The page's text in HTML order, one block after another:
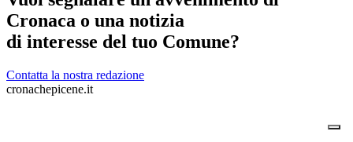
Cronaca o una notizia
di interesse del tuo Comune?
Contatta la nostra redazione
cronachepicene.it